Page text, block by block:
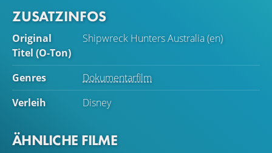
ZUSATZINFOS
Original
Titel (O-Ton)
Shipwreck Hunters Australia (en)
Genres
Dokumentarfilm
Verleih
Disney
ÄHNLICHE FILME